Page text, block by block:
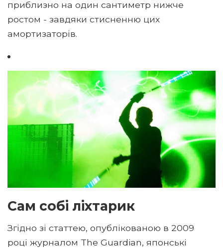
приблизно на один сантиметр нижче
ростом - завдяки стисненню цих
амортизаторів.
Сам собі ліхтарик
Згідно зі статтею, опублікованою в 2009
році журналом The Guardian, японські